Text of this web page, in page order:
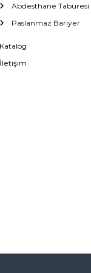
Abdesthane Taburesi
Paslanmaz Bariyer
Katalog
İletişim